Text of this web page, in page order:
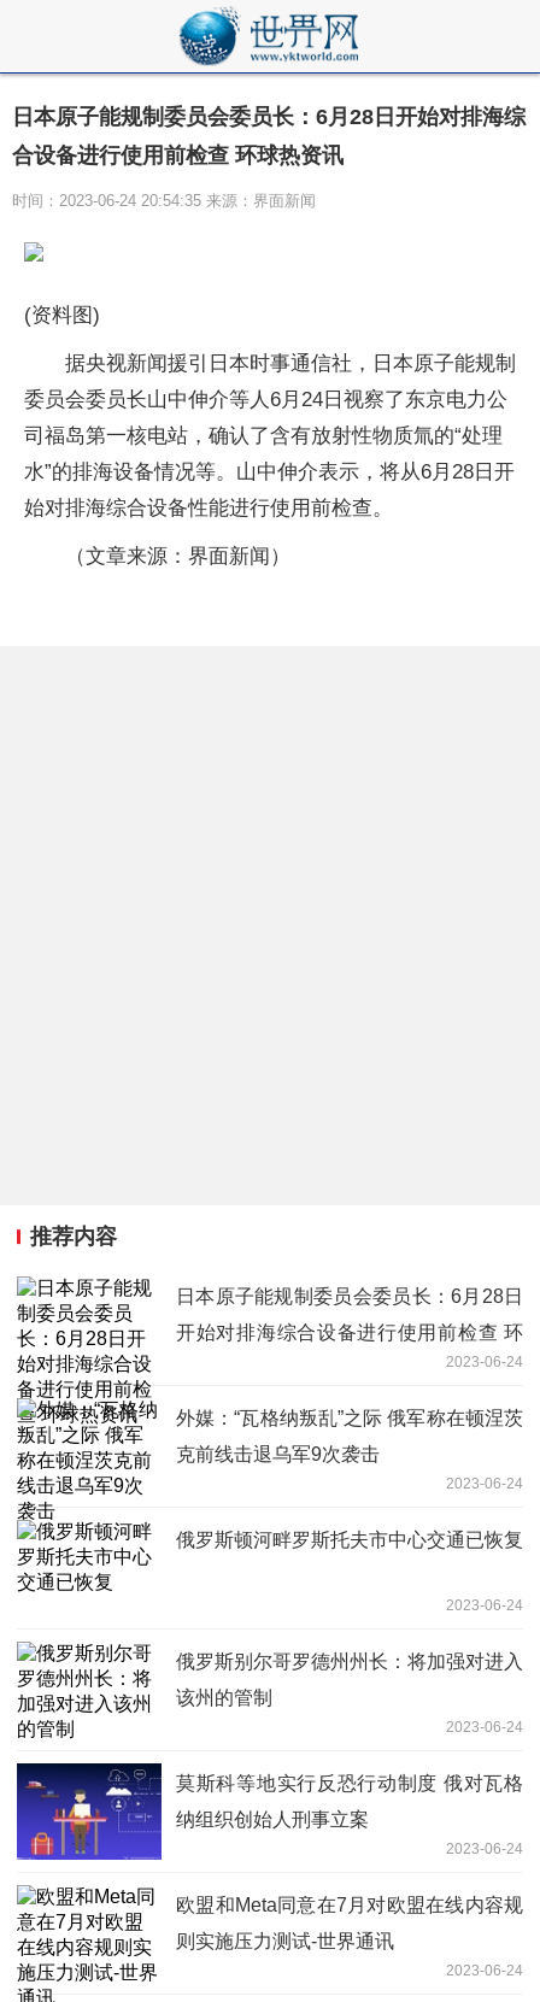
日本原子能规制委员会委员长：6月28日开始对排海综
合设备进行使用前检查 环球热资讯
时间：2023-06-24 20:54:35 来源：界面新闻
(资料图)
据央视新闻援引日本时事通信社，日本原子能规制
委员会委员长山中伸介等人6月24日视察了东京电力公
司福岛第一核电站，确认了含有放射性物质氚的“处理
水”的排海设备情况等。山中伸介表示，将从6月28日开
始对排海综合设备性能进行使用前检查。
（文章来源：界面新闻）
推荐内容
日本原子能规制委员会委员长：6月28日
开始对排海综合设备进行使用前检查 环
2023-06-24
外媒：“瓦格纳叛乱”之际 俄军称在顿涅茨
克前线击退乌军9次袭击
2023-06-24
俄罗斯顿河畔罗斯托夫市中心交通已恢复
2023-06-24
俄罗斯别尔哥罗德州州长：将加强对进入
该州的管制
2023-06-24
莫斯科等地实行反恐行动制度 俄对瓦格
纳组织创始人刑事立案
2023-06-24
欧盟和Meta同意在7月对欧盟在线内容规
则实施压力测试-世界通讯
2023-06-24